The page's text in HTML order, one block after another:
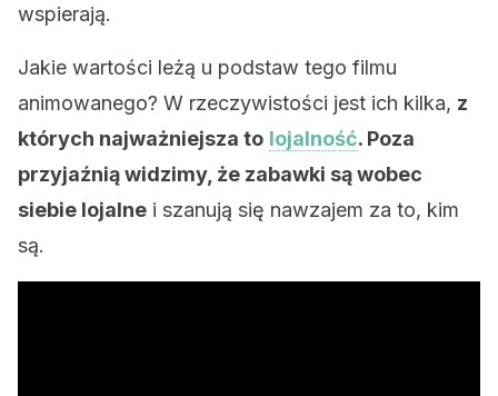
wspierają.
Jakie wartości leżą u podstaw tego filmu
animowanego? W rzeczywistości jest ich kilka, z
których najważniejsza to lojalność. Poza
przyjaźnią widzimy, że zabawki są wobec
siebie lojalne i szanują się nawzajem za to, kim
są.